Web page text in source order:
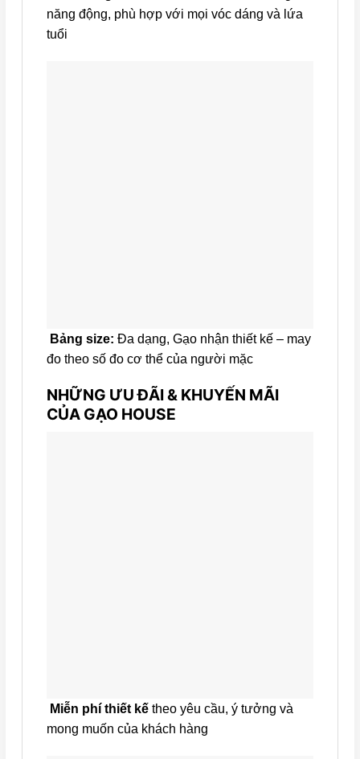
năng động, phù hợp với mọi vóc dáng và lứa
tuổi
Bảng size: Đa dạng, Gạo nhận thiết kế – may
đo theo số đo cơ thể của người mặc
NHỮNG ƯU ĐÃI & KHUYẾN MÃI
CỦA GẠO HOUSE
Miễn phí thiết kế theo yêu cầu, ý tưởng và
mong muốn của khách hàng